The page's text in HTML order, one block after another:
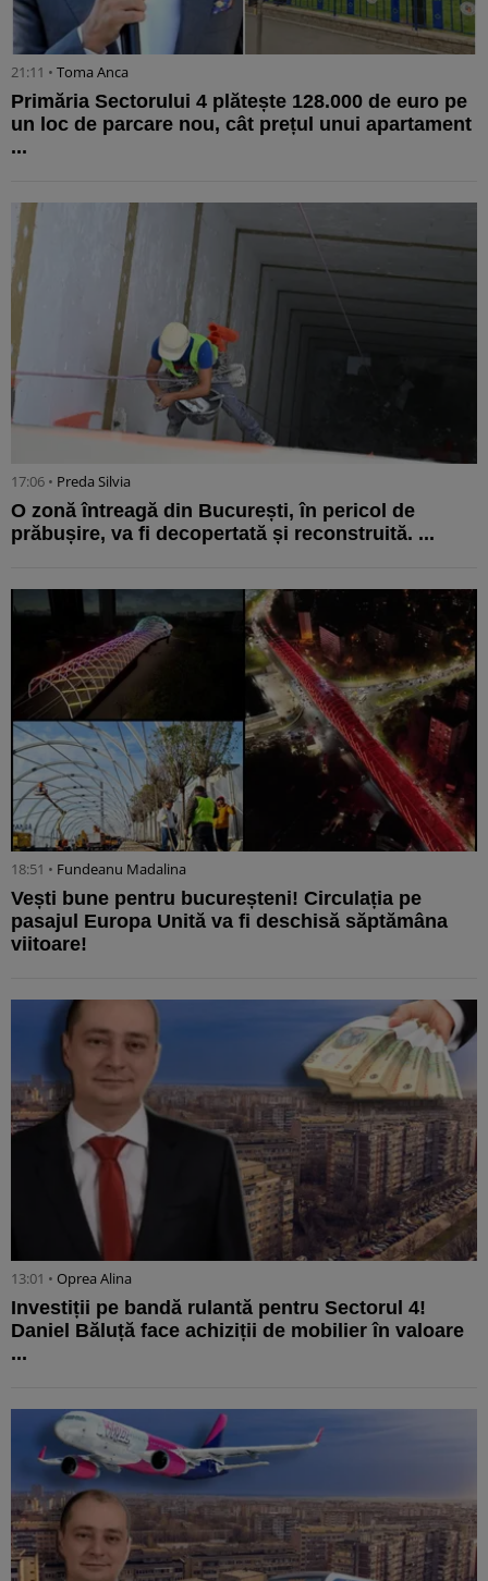
21:11 • Toma Anca
Primăria Sectorului 4 plătește 128.000 de euro pe
un loc de parcare nou, cât prețul unui apartament
...
17:06 • Preda Silvia
O zonă întreagă din București, în pericol de
prăbușire, va fi decopertată și reconstruită. ...
18:51 • Fundeanu Madalina
Vești bune pentru bucureșteni! Circulația pe
pasajul Europa Unită va fi deschisă săptămâna
viitoare!
13:01 • Oprea Alina
Investiții pe bandă rulantă pentru Sectorul 4!
Daniel Băluță face achiziții de mobilier în valoare
...